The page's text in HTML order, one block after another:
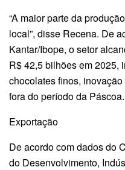
“A maior parte da
local”, disse Recena. De
Kantar/Ibope, o setor
R$ 42,5 bilhões em 2025,
chocolates finos,
fora do período da Páscoa.
Exportação
De acordo com dados do
do Desenvolvimento,